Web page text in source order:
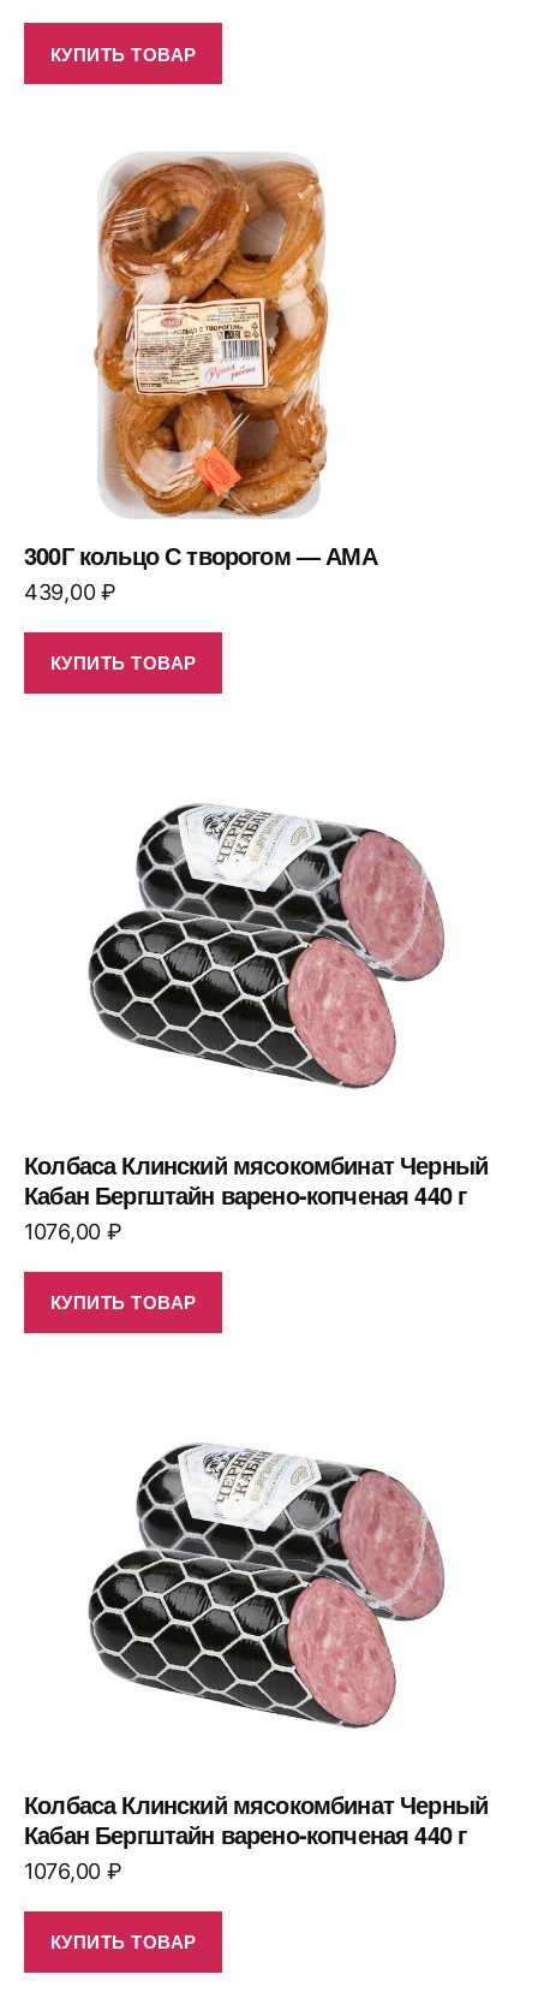
КУПИТЬ ТОВАР
300Г кольцо С творогом — АМА
439,00₽
КУПИТЬ ТОВАР
Колбаса Клинский мясокомбинат Черный
Кабан Бергштайн варено-копченая 440 г
1076,00 ₽
КУПИТЬ ТОВАР
Колбаса Клинский мясокомбинат Черный
Кабан Бергштайн варено-копченая 440 г
1076,00 ₽
КУПИТЬ ТОВАР